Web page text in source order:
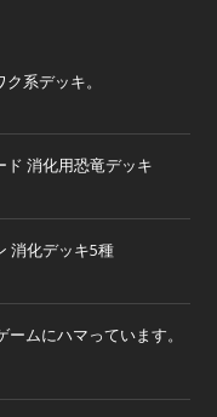
系デッキ。
ド 消化用恐竜デッキ
消化デッキ5種
ムにハマっています。